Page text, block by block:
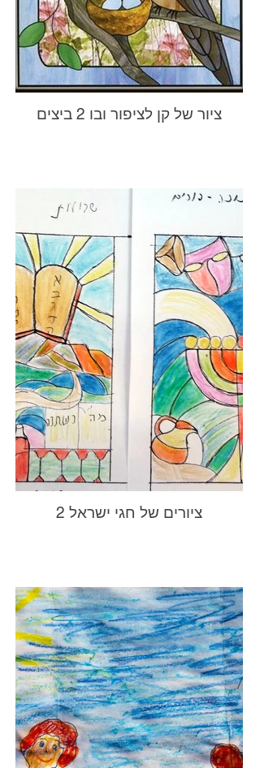
ציור של קן לציפור ובו 2 ביצים
2 ציורים של חגי ישראל